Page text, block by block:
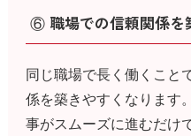
⑥ 職場での信頼関係を
同じ職場で長く働くこと
係を築きやすくなります
事がスムーズに進むだけ